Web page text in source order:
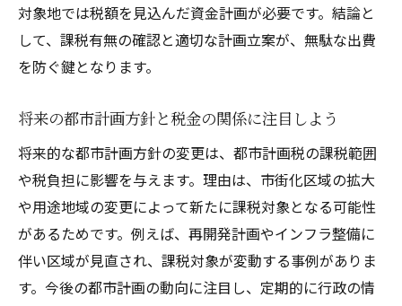
対象地では税額を見込んだ資金計画が必要です。結論と
して、課税有無の確認と適切な計画立案が、無駄な出費
を防ぐ鍵となります。
将来の都市計画方針と税金の関係に注目しよう
将来的な都市計画方針の変更は、都市計画税の課税範囲
や税負担に影響を与えます。理由は、市街化区域の拡大
や用途地域の変更によって新たに課税対象となる可能性
があるためです。例えば、再開発計画やインフラ整備に
伴い区域が見直され、課税対象が変動する事例がありま
す。今後の都市計画の動向に注目し、定期的に行政の情